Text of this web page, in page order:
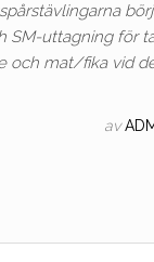
SM-uttagning för
mat/fika vid
av